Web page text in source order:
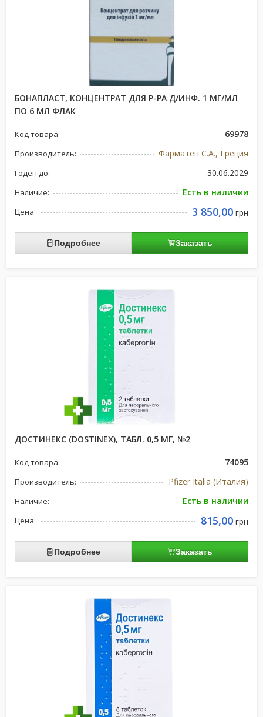
БОНАПЛАСТ, КОНЦЕНТРАТ ДЛЯ Р-РА Д/ИНФ. 1 МГ/МЛ
ПО 6 МЛ ФЛАК
Код товара: 69978
Производитель: Фарматен С.А., Греция
Годен до: 30.06.2029
Наличие: Есть в наличии
Цена: 3 850,00 грн
Подробнее Заказать
ДОСТИНЕКС (DOSTINEX), ТАБЛ. 0,5 МГ, №2
Код товара: 74095
Производитель: Pfizer Italia (Италия)
Наличие: Есть в наличии
Цена: 815,00 грн
Подробнее Заказать